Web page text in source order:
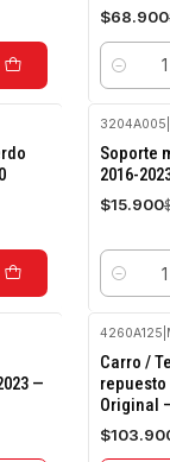
$68.900
Cantidad
-10%
OFF
3204A005
Soporte
2016-
$15.900
Cantidad
—
-10%
OFF
Agotado
4260A125
Carro /
repuesto
Original